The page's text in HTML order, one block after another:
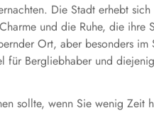
Die Stadt erhebt sich
und die Ruhe, die ihre
Ort, aber besonders im
für Bergliebhaber und
sollte, wenn Sie wenig Zeit